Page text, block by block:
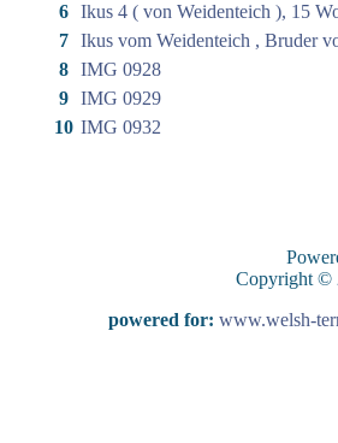
6 Ikus 4 ( von Weidenteich ), 15
7 Ikus vom Weidenteich , Bruder
8 IMG 0928
9 IMG 0929
10 IMG 0932
Copyright ©
powered for: www.welsh-